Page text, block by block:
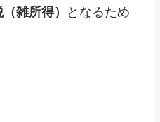
雑所得） となるため